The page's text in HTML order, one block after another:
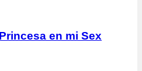
en mi Sex